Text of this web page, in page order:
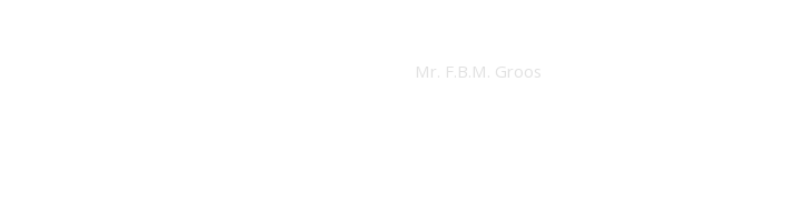
Mr. F.B.M. Groos